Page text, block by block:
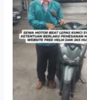
TNo Caption